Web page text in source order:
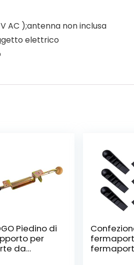
AC );antenna non inclusa
elettrico
Piedino di
per
da